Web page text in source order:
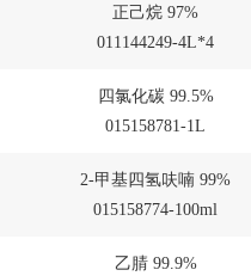
正己烷 97%
011144249-4L*4
四氯化碳 99.5%
015158781-1L
2-甲基四氢呋喃 99%
015158774-100ml
乙腈 99.9%